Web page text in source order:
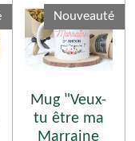
Nouveauté
Mug "Veux-
tu être ma
Marraine